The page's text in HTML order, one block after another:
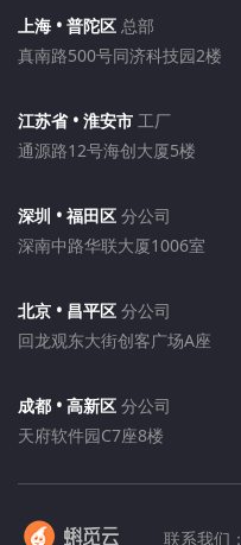
上海 • 普陀区 总部
真南路500号同济科技园2楼
江苏省 • 淮安市 工厂
通源路12号海创大厦5楼
深圳 • 福田区 分公司
深南中路华联大厦1006室
北京 • 昌平区 分公司
回龙观东大街创客广场A座
成都 • 高新区 分公司
天府软件园C7座8楼
联系我们：